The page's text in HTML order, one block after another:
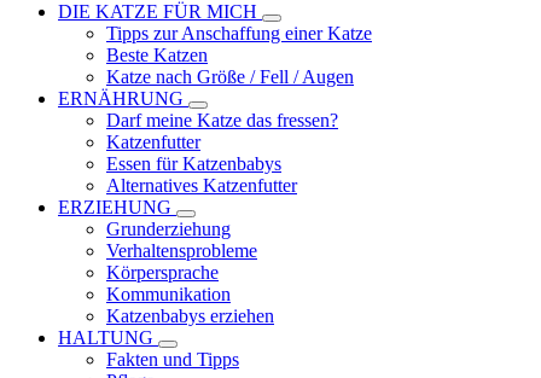
DIE KATZE FÜR MICH
Tipps zur Anschaffung einer Katze
Beste Katzen
Katze nach Größe / Fell / Augen
ERNÄHRUNG
Darf meine Katze das fressen?
Katzenfutter
Essen für Katzenbabys
Alternatives Katzenfutter
ERZIEHUNG
Grunderziehung
Verhaltensprobleme
Körpersprache
Kommunikation
Katzenbabys erziehen
HALTUNG
Fakten und Tipps